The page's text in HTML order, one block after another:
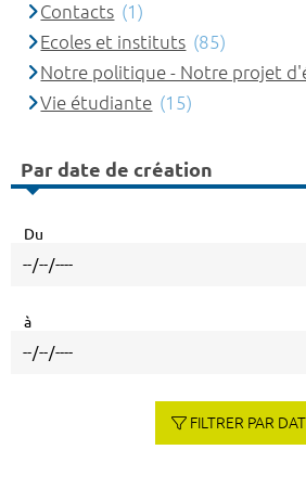
Contacts (1)
Ecoles et instituts (85)
Notre politique - Notre projet
Vie étudiante (15)
Par date de création
Du
à
FILTRER PAR